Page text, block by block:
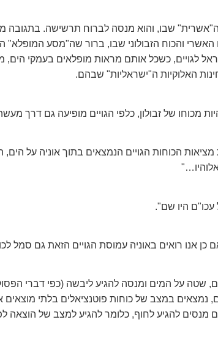
ה"אשרית" שבו, והוא מנסה לברוח תרשישה. בתגובה
האשרי והכוח הזבולוני שבו, ברור שה"מסע
לגויים, כשכל אותם מראות מופלאים בעמקי
האלוקיות ה"ישראליות" שבהם.
מכוחו של זבולון, כלפי הגויים מופיעה גם דרך
הכוחות הגויים הנמצאים בתוך אוניה על הים,
היו שם".
אנו רואים באוניה עמוסת הגויים הזאת גם סמל
שטה על המים ומנסה להגיע ליבשה (כפי דברי
נמצאים במצב של כוחות פוטנציאלים בלתי
מנסים להגיע לחוף, כלומר להגיע למצב של הוצאה